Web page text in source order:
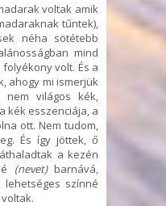
voltak amik
tűntek),
néha sötétebb
mind
volt. És a
ahogy mi ismerjük
világos kék,
kék esszenciája, a
ott. Nem tudom,
És így jöttek, ő
a kezén
(nevet)barnává,
színné